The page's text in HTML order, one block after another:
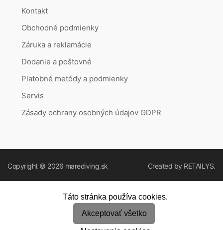
Kontakt
Obchodné podmienky
Záruka a reklamácie
Dodanie a poštovné
Platobné metódy a podmienky
Servis
Zásady ochrany osobných údajov GDPR
Copyright © 2026 marediving.sk Created by RETAILYS.
Táto stránka používa cookies.
Akceptovať všetko